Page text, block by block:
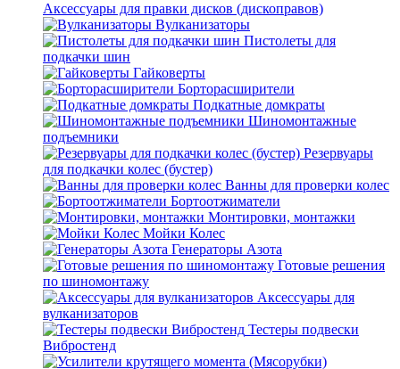
Аксессуары для правки дисков (дископравов)
Вулканизаторы
Пистолеты для
подкачки шин
Гайковерты
Борторасширители
Подкатные домкраты
Шиномонтажные
подъемники
Резервуары
для подкачки колес (бустер)
Ванны для проверки колес
Бортоотжиматели
Монтировки, монтажки
Мойки Колес
Генераторы Азота
Готовые решения
по шиномонтажу
Аксессуары для
вулканизаторов
Тестеры подвески
Вибростенд